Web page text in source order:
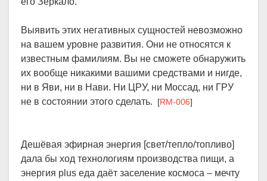
Выявить этих негативных сущностей невозможно
на вашем уровне развития. Они не относятся к
известным фамилиям. Вы не сможете обнаружить
их вообще никакими вашими средствами и нигде,
ни в Яви, ни в Нави. Ни ЦРУ, ни Моссад, ни ГРУ
не в состоянии этого сделать. [RM-006]
Дешёвая эфирная энергия [свет/тепло/топливо]
дала бы ход технологиям производства пищи, а
энергия plus еда даёт заселение космоса – мечту